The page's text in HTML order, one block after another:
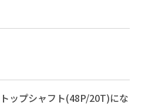
ップシャフト(48P/20T)にな